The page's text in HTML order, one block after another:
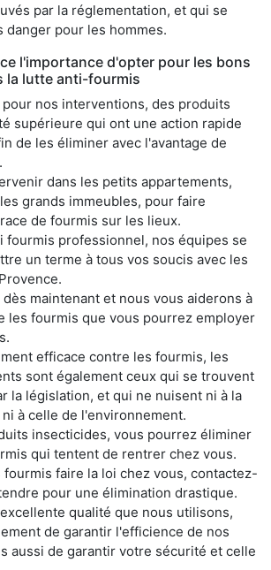
par la réglementation, et qui se
danger pour les hommes.
l'importance d'opter pour les bons
la lutte anti-fourmis
nos interventions, des produits
supérieure qui ont une action rapide
de les éliminer avec l'avantage de
dans les petits appartements,
grands immeubles, pour faire
de fourmis sur les lieux.
fourmis professionnel, nos équipes se
un terme à tous vos soucis avec les
maintenant et nous vous aiderons à
les fourmis que vous pourrez employer
efficace contre les fourmis, les
sont également ceux qui se trouvent
la législation, et qui ne nuisent ni à la
à celle de l'environnement.
insecticides, vous pourrez éliminer
qui tentent de rentrer chez vous.
fourmis faire la loi chez vous, contactez-
pour une élimination drastique.
qualité que nous utilisons,
de garantir l'efficience de nos
aussi de garantir votre sécurité et celle